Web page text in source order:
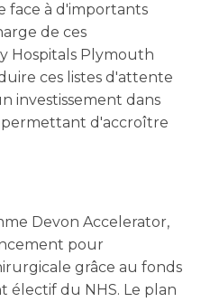
face à d'importants
de ces
Hospitals Plymouth
ces listes d'attente
investissement dans
d'accroître
Devon Accelerator,
pour
grâce au fonds
électif du NHS. Le plan